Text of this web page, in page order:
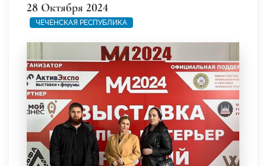
28 Октября 2024
ЧЕЧЕНСКАЯ РЕСПУБЛИКА